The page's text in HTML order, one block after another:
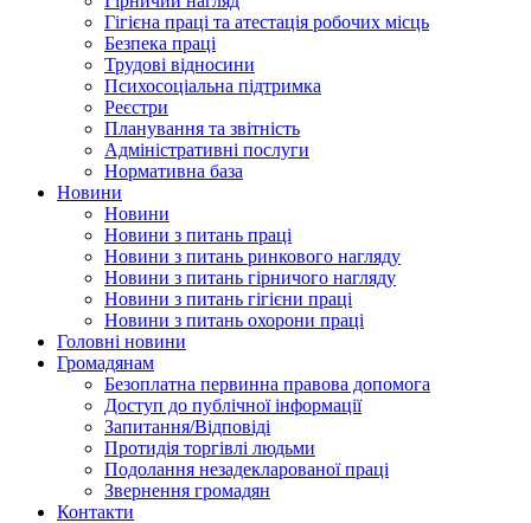
Гігієна праці та атестація робочих місць
Безпека праці
Трудові відносини
Психосоціальна підтримка
Реєстри
Планування та звітність
Адміністративні послуги
Нормативна база
Новини
Новини
Новини з питань праці
Новини з питань ринкового нагляду
Новини з питань гірничого нагляду
Новини з питань гігієни праці
Новини з питань охорони праці
Головні новини
Громадянам
Безоплатна первинна правова допомога
Доступ до публічної інформації
Запитання/Відповіді
Протидія торгівлі людьми
Подолання незадекларованої праці
Звернення громадян
Контакти